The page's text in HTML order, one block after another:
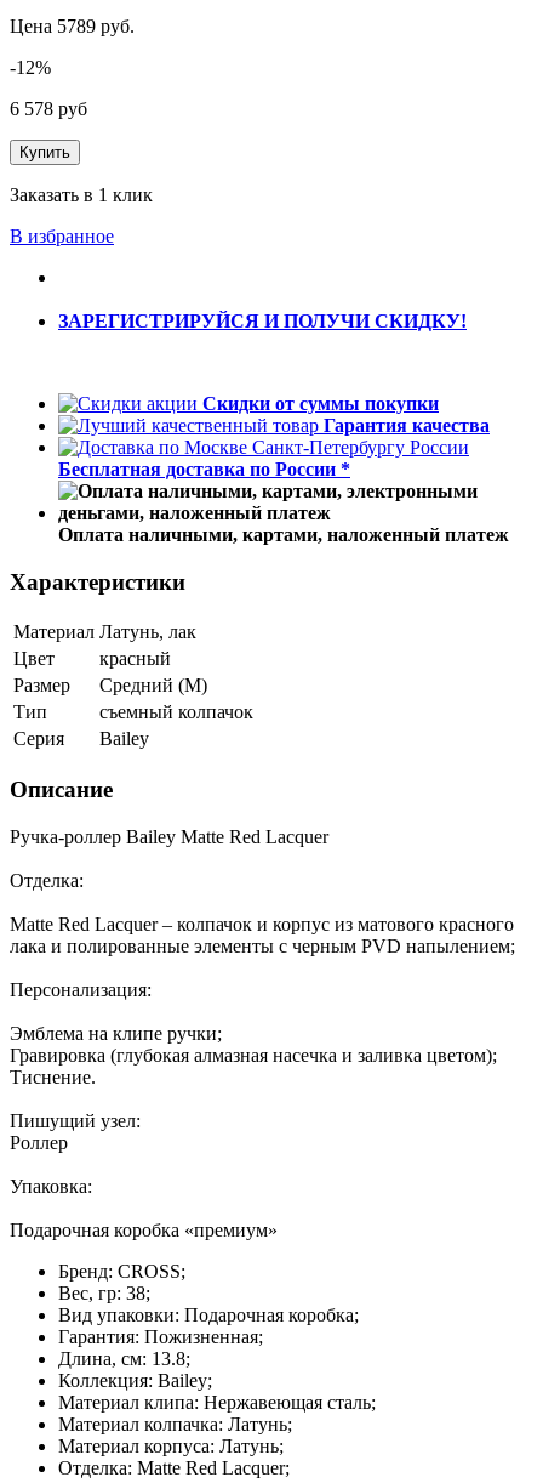
Цена 5789 руб.
-12%
6 578 руб
Купить
Заказать в 1 клик
В избранное
ЗАРЕГИСТРИРУЙСЯ И ПОЛУЧИ СКИДКУ!
Скидки от суммы покупки
Гарантия качества
Бесплатная доставка по России *
Оплата наличными, картами, наложенный платеж
Характеристики
Материал Латунь, лак
Цвет
красный
Размер
Средний (М)
Тип
съемный колпачок
Серия
Bailey
Описание
Ручка-роллер Bailey Matte Red Lacquer
Отделка:
Matte Red Lacquer – колпачок и корпус из матового красного
лака и полированные элементы с черным PVD напылением;
Персонализация:
Эмблема на клипе ручки;
Гравировка (глубокая алмазная насечка и заливка цветом);
Тиснение.
Пишущий узел:
Роллер
Упаковка:
Подарочная коробка «премиум»
Бренд: CROSS;
Вес, гр: 38;
Вид упаковки: Подарочная коробка;
Гарантия: Пожизненная;
Длина, см: 13.8;
Коллекция: Bailey;
Материал клипа: Нержавеющая сталь;
Материал колпачка: Латунь;
Материал корпуса: Латунь;
Отделка: Matte Red Lacquer;